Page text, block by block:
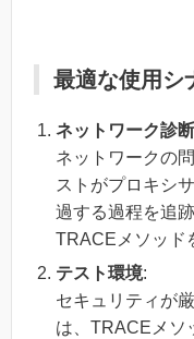
最適な使用シ
ネットワーク診
ネットワークの
ストがプロキシ
過する過程を追
TRACEメソッド
テスト環境:
セキュリティが
は、TRACEメソ